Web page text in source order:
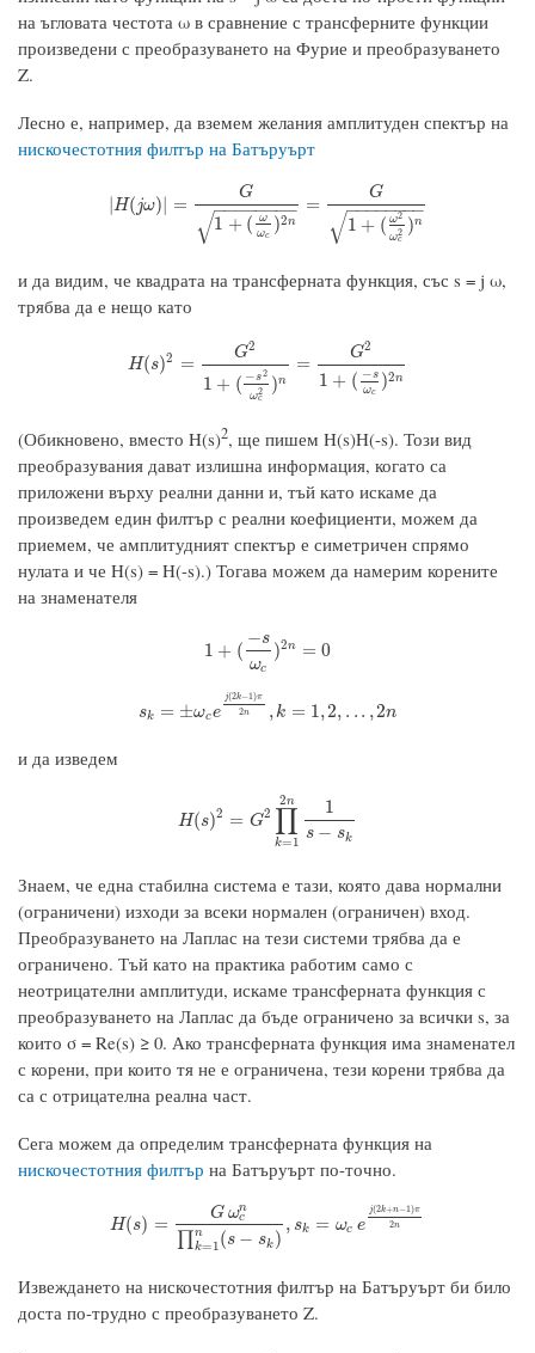
на ъгловата честота ω в сравнение с трансферните функции
произведени с преобразуването на Фурие и преобразуването
Z.
Лесно е, например, да вземем желания амплитуден спектър на
нискочестотния филтър на Батъруърт
| H(jω)| =
G
1 + (
ω
ωc
)2n
− −
−−−−−−
√
=
G
1 + ( ω2
ω2
c
)n
− −
−−−−−−
√
|H(jω)| =G1+(ωωc)2n=G1 +(ω2ωc2)n
и да видим, че квадрата на трансферната функция, със s = j ω,
трябва да е нещо като
H(s)2 =
G2
1 + ( −s2
ω2
c
)n
=
G2
1 + ( −s
ωc
)2n
H(s)2= G2 1+(−s2ωc2)n =G 21+(−sωc)2n
(Обикновено, вместо H(s)2, ще пишем H(s)H(-s). Този вид
преобразувания дават излишна информация, когато са
приложени върху реални данни и, тъй като искаме да
произведем един филтър с реални коефициенти, можем да
приемем, че амплитудният спектър е симетричен спрямо
нулата и че H(s) = H(-s).) Тогава можем да намерим корените
на знаменателя
1 + (
−s
ωc
)2n = 0
1+ (−sωc)2n =0
sk = ±ωce
j(2k−1)π
2n , k = 1,2, . . . ,2n
k= ±ωcej(2k−1) π2 n,k =1,2, . . , 2n
и да изведем
H(s)2 = G2 ∏
k=1
2n 1
s − sk
H(s)2 =G 2∏k n1s−sk
Знаем, че една стабилна система е тази, която дава нормални
(ограничени) изходи за всеки нормален (ограничен) вход.
Преобразуването на Лаплас на тези системи трябва да е
ограничено. Тъй като на практика работим само с
неотрицателни амплитуди, искаме трансферната функция с
преобразуването на Лаплас да бъде ограничено за всички s, за
които σ = Re(s) ≥ 0. Ако трансферната функция има знаменател
с корени, при които тя не е ограничена, тези корени трябва да
са с отрицателна реална част.
Сега можем да определим трансферната функция на
нискочестотния филтър на Батъруърт по-точно.
H(s) =
G ωn
c
n
k=1(s − sk )
, sk = ωc e
j(2k+n−1)π
2n
H(s)= Gωcn∏k=1n(s−sk), sk= ωcej( 2k+n−1)π
Извеждането на нискочестотния филтър на Батъруърт би било
доста по-трудно с преобразуването Z.